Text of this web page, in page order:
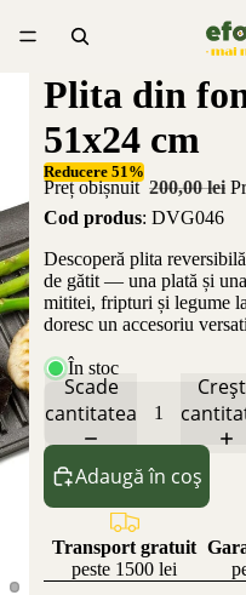
Plita din
51x24 cm
Reducere 51%
Preț obișnuit 200,00 lei
Cod produs: DVG046
Descoperă plita
de gătit — una plată și
mititei, fripturi și legume
doresc un accesoriu
În stoc
Scade
cantitatea
Adaugă în coș
Transport gratuit
peste 1500 lei